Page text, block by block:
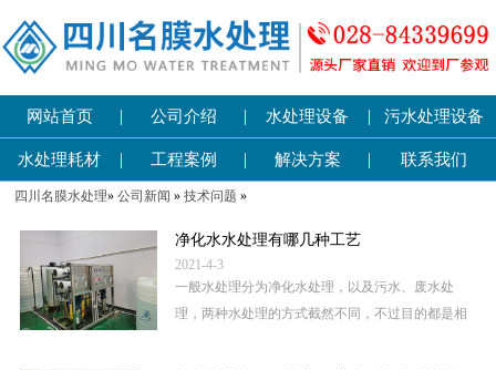
网站首页 | 公司介绍 | 水处理设备 | 污水处理设备
水处理耗材 | 工程案例 | 解决方案 | 联系我们
四川名膜水处理»公司新闻 »技术问题 »
净化水水处理有哪几种工艺
2021-4-3
一般水处理分为净化水处理，以及污水、废水处
理，两种水处理的方式截然不同，不过目的都是相